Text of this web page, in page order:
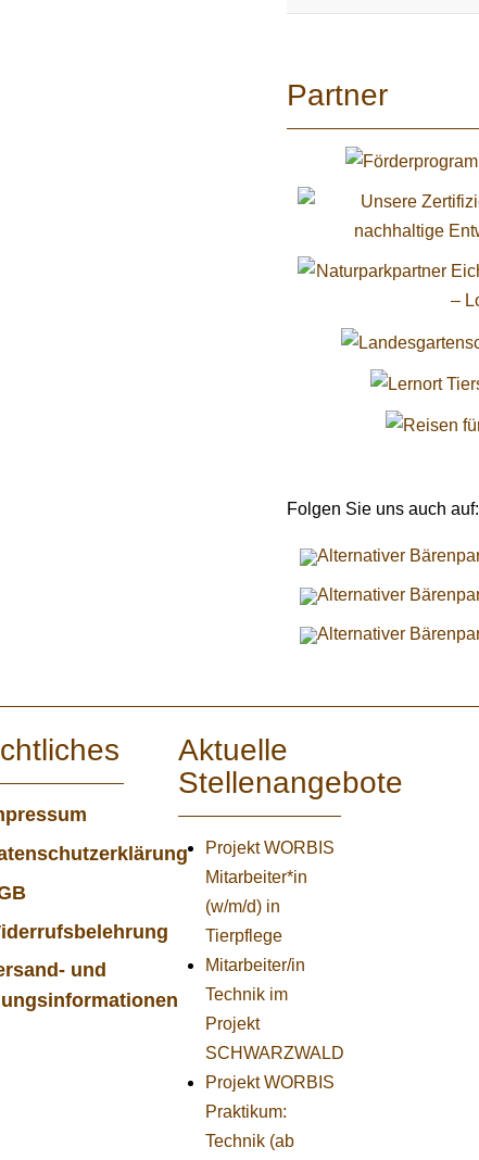
Partner
Folgen Sie uns auch auf:
und
Aktuelle
Stellenangebote
Projekt WORBIS
Mitarbeiter*in
(w/m/d) in
Tierpflege
Mitarbeiter/in
Technik im
Projekt
SCHWARZWALD
Projekt WORBIS
Praktikum:
Technik (ab